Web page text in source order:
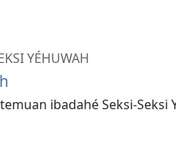
YÉHUWAH
ibadahé Seksi-Seksi